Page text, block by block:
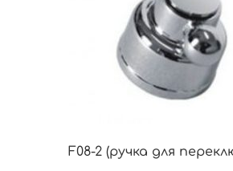
F08-2 (ручка для